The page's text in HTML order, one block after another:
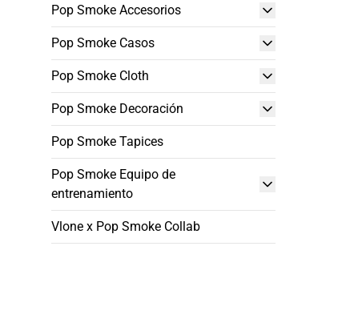
Pop Smoke Accesorios
Pop Smoke Casos
Pop Smoke Cloth
Pop Smoke Decoración
Pop Smoke Tapices
Pop Smoke Equipo de
entrenamiento
Vlone x Pop Smoke Collab